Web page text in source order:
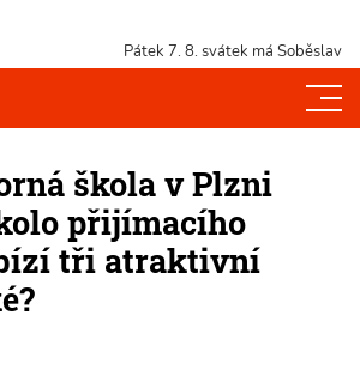
Pátek 7. 8. svátek má Soběslav
škola v Plzni
přijímacího
tři atraktivní